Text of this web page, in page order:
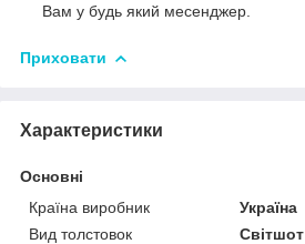
Вам у будь який месенджер.
Приховати
Характеристики
Основні
Країна виробник
Україна
Вид толстовок
Світшот